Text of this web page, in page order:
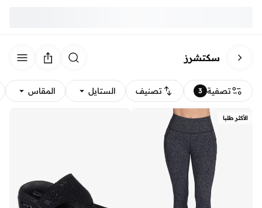
سكتشرز
تصفية 3 تصنيف الستايل المقاس
الأكثر طلبا